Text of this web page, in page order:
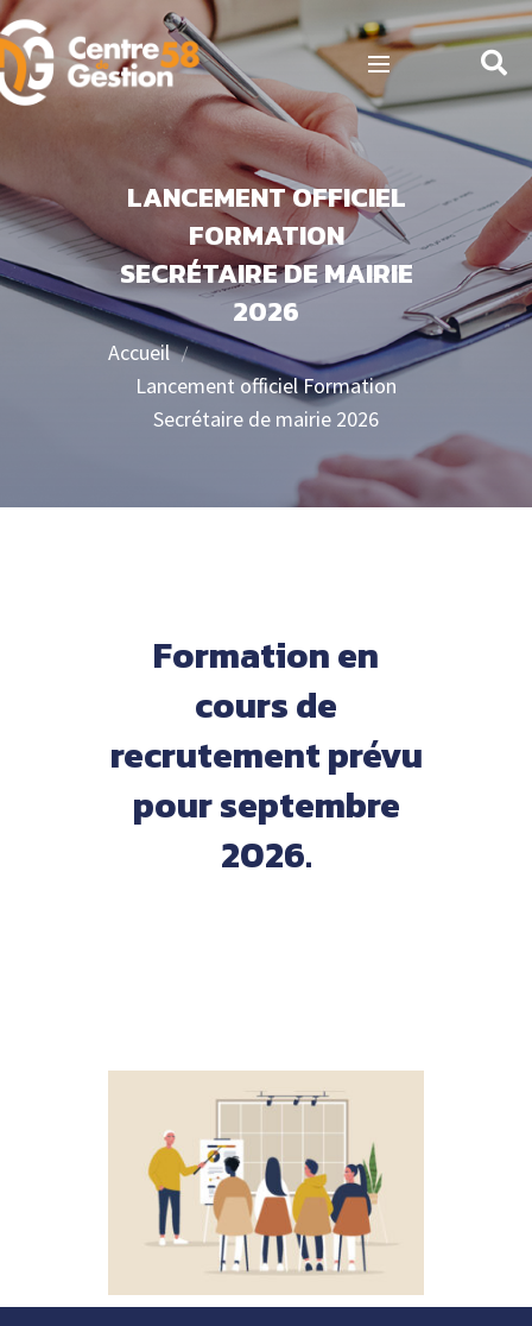
LANCEMENT OFFICIEL
FORMATION
SECRÉTAIRE DE MAIRIE
2026
Accueil
Lancement officiel Formation
Secrétaire de mairie 2026
Formation en
cours de
recrutement prévu
pour septembre
2026.